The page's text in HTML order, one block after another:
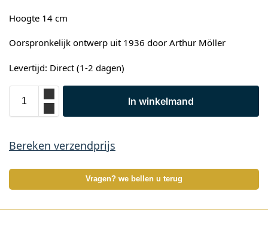
Hoogte 14 cm
Oorspronkelijk ontwerp uit 1936 door Arthur Möller
Levertijd: Direct (1-2 dagen)
In winkelmand
Bereken verzendprijs
Vragen? we bellen u terug